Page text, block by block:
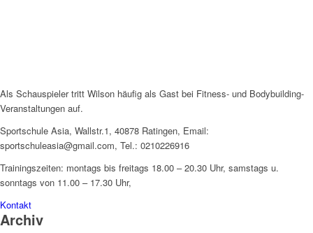
Als Schauspieler tritt Wilson häufig als Gast bei Fitness- und Bodybuilding-
Veranstaltungen auf.
Sportschule Asia, Wallstr.1, 40878 Ratingen, Email:
sportschuleasia@gmail.com, Tel.: 0210226916
Trainingszeiten: montags bis freitags 18.00 – 20.30 Uhr, samstags u.
sonntags von 11.00 – 17.30 Uhr,
Kontakt
Archiv